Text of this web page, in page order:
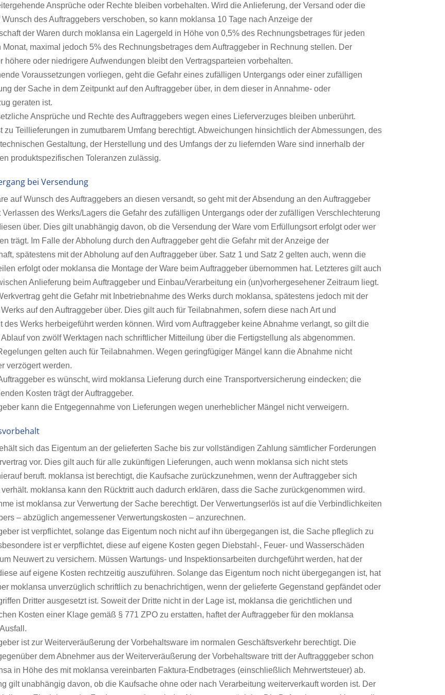
Ansprüche oder Rechte bleiben vorbehalten. Wird die Anlieferung, der Versand oder die
des Auftraggebers verschoben, so kann moklansa 10 Tage nach Anzeige der
der Waren durch moklansa ein Lagergeld in Höhe von 0,5% des Rechnungsbetrages für jeden
Monat, maximal jedoch 5% des Rechnungsbetrages dem Auftraggeber in Rechnung stellen. Der
höhere oder niedrigere Aufwendungen bleibt den Vertragsparteien vorbehalten.
Voraussetzungen vorliegen, geht die Gefahr eines zufälligen Untergangs oder einer zufälligen
der Sache in dem Zeitpunkt auf den Auftraggeber über, in dem dieser in Annahme- oder
geraten ist.
Ansprüche und Rechte des Auftraggebers wegen eines Lieferverzuges bleiben unberührt.
zu Teillieferungen in zumutbarem Umfang berechtigt. Abweichungen hinsichtlich der Abmessungen, des
Gestaltung, der Herstellung und des Umfangs der zu liefernden Ware sind innerhalb der
produktspezifischen Toleranzen zulässig.
bei Versendung
auf Wunsch des Auftraggebers an diesen versandt, so geht mit der Absendung an den Auftraggeber
Verlassen des Werks/Lagers die Gefahr des zufälligen Untergangs oder der zufälligen Verschlechterung
über. Dies gilt unabhängig davon, ob die Versendung der Ware vom Erfüllungsort erfolgt oder wer
trägt. Im Falle der Abholung durch den Auftraggeber geht die Gefahr mit der Anzeige der
spätestens mit der Abholung auf den Auftraggeber über. Satz 1 und Satz 2 gelten auch, wenn die
erfolgt oder moklansa die Montage der Ware beim Auftraggeber übernommen hat. Letzteres gilt auch
Anlieferung beim Auftraggeber und Einbau/Verarbeitung ein (un)vorhergesehener Zeitraum liegt.
geht die Gefahr mit Inbetriebnahme des Werks durch moklansa, spätestens jedoch mit der
auf den Auftraggeber über. Dies gilt auch für Teilabnahmen, sofern diese nach Art und
des Werks herbeigeführt werden können. Wird vom Auftraggeber keine Abnahme verlangt, so gilt die
Ablauf von zwölf Werktagen nach schriftlicher Mitteilung über die Fertigstellung als abgenommen.
gelten auch für Teilabnahmen. Wegen geringfügiger Mängel kann die Abnahme nicht
verzögert werden.
es wünscht, wird moklansa Lieferung durch eine Transportversicherung eindecken; die
Kosten trägt der Auftraggeber.
kann die Entgegennahme von Lieferungen wegen unerheblicher Mängel nicht verweigern.
sich das Eigentum an der gelieferten Sache bis zur vollständigen Zahlung sämtlicher Forderungen
vor. Dies gilt auch für alle zukünftigen Lieferungen, auch wenn moklansa sich nicht stets
beruft. moklansa ist berechtigt, die Kaufsache zurückzunehmen, wenn der Auftraggeber sich
moklansa kann den Rücktritt auch dadurch erklären, dass die Sache zurückgenommen wird.
ist moklansa zur Verwertung der Sache berechtigt. Der Verwertungserlös ist auf die Verbindlichkeiten
– abzüglich angemessener Verwertungskosten – anzurechnen.
ist verpflichtet, solange das Eigentum noch nicht auf ihn übergegangen ist, die Sache pfleglich zu
ist er verpflichtet, diese auf eigene Kosten gegen Diebstahl-, Feuer- und Wasserschäden
Neuwert zu versichern. Müssen Wartungs- und Inspektionsarbeiten durchgeführt werden, hat der
auf eigene Kosten rechtzeitig auszuführen. Solange das Eigentum noch nicht übergegangen ist, hat
moklansa unverzüglich schriftlich zu benachrichtigen, wenn der gelieferte Gegenstand gepfändet oder
Dritter ausgesetzt ist. Soweit der Dritte nicht in der Lage ist, moklansa die gerichtlichen und
Kosten einer Klage gemäß § 771 ZPO zu erstatten, haftet der Auftraggeber für den moklansa
ist zur Weiterveräußerung der Vorbehaltsware im normalen Geschäftsverkehr berechtigt. Die
dem Abnehmer aus der Weiterveräußerung der Vorbehaltsware tritt der Auftragggeber schon
in Höhe des mit moklansa vereinbarten Faktura-Endbetrages (einschließlich Mehrwertsteuer) ab.
gilt unabhängig davon, ob die Kaufsache ohne oder nach Verarbeitung weiterverkauft worden ist. Der